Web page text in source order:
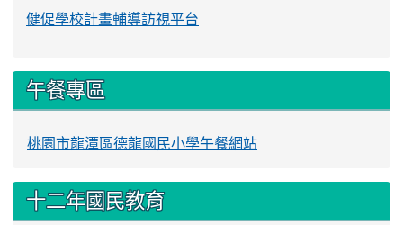
健促學校計畫輔導訪視平台
午餐專區
桃園市龍潭區德龍國民小學午餐網站
十二年國民教育